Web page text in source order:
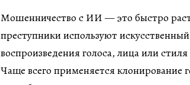
Мошенничество с ИИ — это быстро
преступники используют
воспроизведения голоса, лица или стиля
Чаще всего применяется клонирование